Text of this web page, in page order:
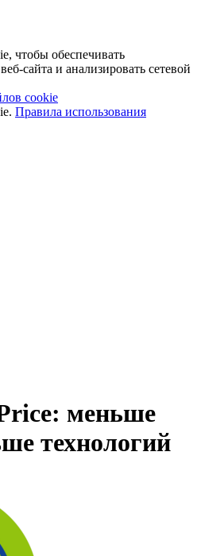
чтобы обеспечивать
сайта и анализировать сетевой
cookie
Правила использования
меньше
технологий